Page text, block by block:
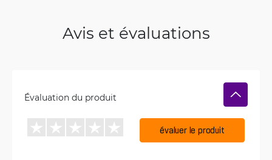
Avis et évaluations
Évaluation du produit
évaluer le produit